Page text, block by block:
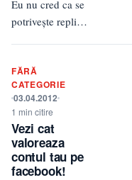
Eu nu cred ca se
potriveşte replica
bine se
încadreaza…
FĂRĂ
CATEGORIE
03.04.2012
1 min citire
Vezi cat
valoreaza
contul tau pe
facebook!